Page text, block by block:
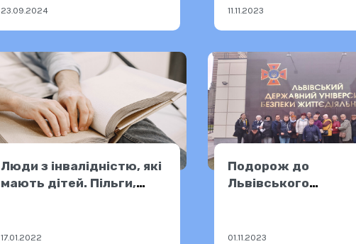
23.09.2024 11.11.2023
Люди з інвалідністю, які
мають дітей. Пільги,
17.01.2022
Подорож до
Львівського
01.11.2023